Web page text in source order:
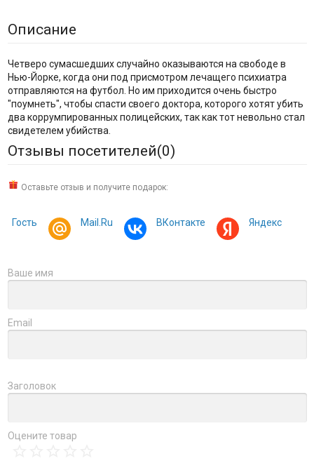
Описание
Четверо сумасшедших случайно оказываются на свободе в
Нью-Йорке, когда они под присмотром лечащего психиатра
отправляются на футбол. Но им приходится очень быстро
"поумнеть", чтобы спасти своего доктора, которого хотят убить
два коррумпированных полицейских, так как тот невольно стал
свидетелем убийства.
Отзывы посетителей(0)
Оставьте отзыв и получите подарок:
Гость Mail.Ru ВКонтакте Яндекс
Ваше имя
Email
Заголовок
Оцените товар